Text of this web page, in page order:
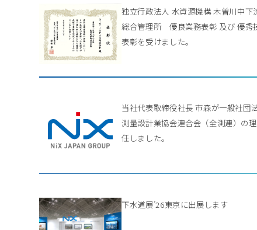
独立行政法人 水資源機構 木曽川中下
総合管理所 優良業務表彰 及び 優秀
表彰を受けました。
当社代表取締役社長 市森が一般社団
測量設計業協会連合会（全測連）の
任しました。
下水道展’26東京に出展します